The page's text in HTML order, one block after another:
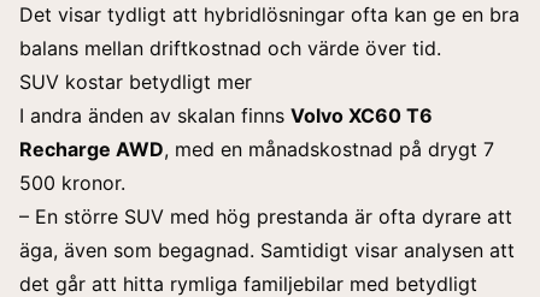
Det visar tydligt att hybridlösningar ofta kan ge en bra
balans mellan driftkostnad och värde över tid.
SUV kostar betydligt mer
I andra änden av skalan finns Volvo XC60 T6
Recharge AWD, med en månadskostnad på drygt 7
500 kronor.
– En större SUV med hög prestanda är ofta dyrare att
äga, även som begagnad. Samtidigt visar analysen att
det går att hitta rymliga familjebilar med betydligt